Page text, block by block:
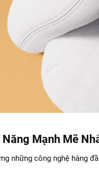
Mạnh Mẽ
những công nghệ hàng